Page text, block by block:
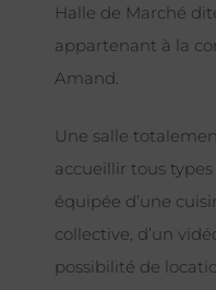
Halle de Marché
appartenant à la
Amand.
Une salle
accueillir tous
équipée d’une
collective, d’un
possibilité de